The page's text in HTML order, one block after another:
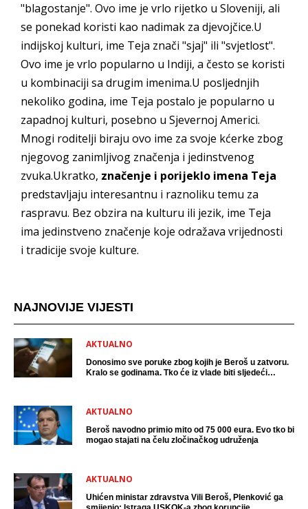
"blagostanje". Ovo ime je vrlo rijetko u Sloveniji, ali
se ponekad koristi kao nadimak za djevojčice.U
indijskoj kulturi, ime Teja znači "sjaj" ili "svjetlost".
Ovo ime je vrlo popularno u Indiji, a često se koristi
u kombinaciji sa drugim imenima.U posljednjih
nekoliko godina, ime Teja postalo je popularno u
zapadnoj kulturi, posebno u Sjevernoj Americi.
Mnogi roditelji biraju ovo ime za svoje kćerke zbog
njegovog zanimljivog značenja i jedinstvenog
zvuka.Ukratko, značenje i porijeklo imena Teja
predstavljaju interesantnu i raznoliku temu za
raspravu. Bez obzira na kulturu ili jezik, ime Teja
ima jedinstveno značenje koje odražava vrijednosti
i tradicije svoje kulture.
NAJNOVIJE VIJESTI
AKTUALNO
Donosimo sve poruke zbog kojih je Beroš u zatvoru.
Kralo se godinama. Tko će iz vlade biti sljedeći
AKTUALNO
Beroš navodno primio mito od 75 000 eura. Evo tko bi
mogao stajati na čelu zločinačkog udruženja
AKTUALNO
Uhićen ministar zdravstva Vili Beroš, Plenković ga